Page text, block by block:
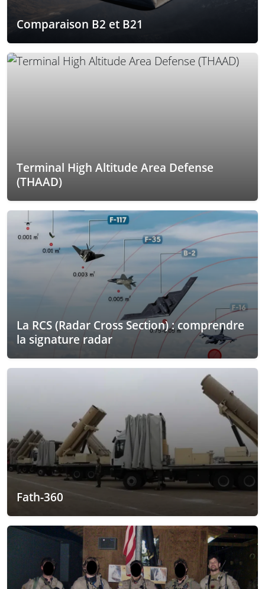
Comparaison B2 et B21
Terminal High Altitude Area Defense
(THAAD)
La RCS (Radar Cross Section) : comprendre
la signature radar
Fath-360